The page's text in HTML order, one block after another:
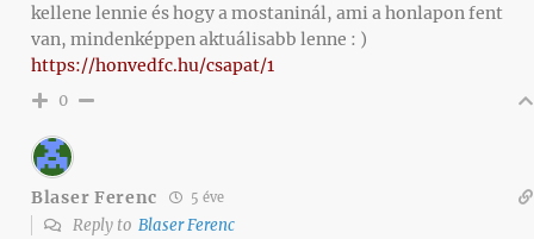
kellene lennie és hogy a mostaninál, ami a honlapon fent
van, mindenképpen aktuálisabb lenne : )
https://honvedfc.hu/csapat/1
0
Blaser Ferenc 5 éve
Reply to Blaser Ferenc